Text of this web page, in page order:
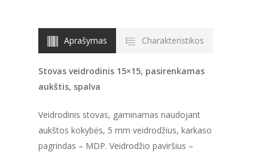
Aprašymas Charakteristikos
Stovas veidrodinis 15×15, pasirenkamas
aukštis, spalva
Veidrodinis stovas, gaminamas naudojant
aukštos kokybės, 5 mm veidrodžius, karkaso
pagrindas – MDP. Veidrodžio paviršius –